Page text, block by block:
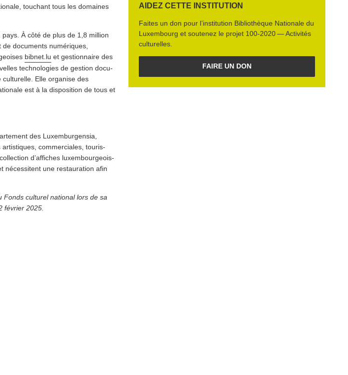
touchant tous les domaines
À côté de plus de 1,8 million
documents numériques,
bibnet​.lu et ges­tion­naire des
tech­nolo­gies de gestion doc­u­
culturelle. Elle organise des
est à la disposition de tous et
des Lux­em­bur­gen­sia,
artistiques, com­mer­ciales, touris­
d’affiches lux­em­bour­geois­
nécessitent une restau­ra­tion afin
Fonds culturel national lors de sa
février 2025.
AIDEZ CETTE INSTITUTION
Faites un don pour l’institution Bib­lio­thèque Nationale du
Luxembourg et soutenez le projet 100‑2020 — Activités
culturelles
FAIRE UN DON